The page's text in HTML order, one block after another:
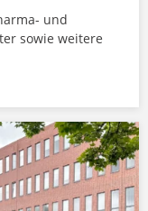
und
sowie weitere